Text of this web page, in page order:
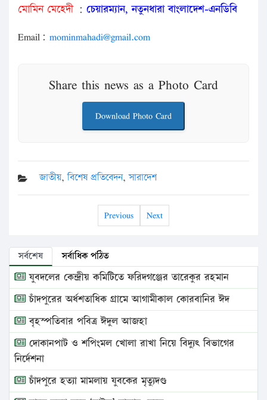
মোমিন মেহেদী: চেয়ারম্যান, নতুনধারা বাংলাদেশ-এনডিবি
Email: mominmahadi@gmail.com
Share this news as a Photo Card
Download Photo Card
জাতীয়,বিশেষ প্রতিবেদন,সারাদেশ
Previous Next
সর্বশেষ সর্বাধিক পঠিত
যুবদলের কেন্দ্রীয় কমিটিতে ফরিদগঞ্জের তারেকুর রহমান
চাঁদপুরের অর্ধশতাধিক গ্রামে আগামীকাল কোরবানির ঈদ
বৃহস্পতিবার পবিত্র ঈদুল আজহা
দোকানপাট ও শপিংমল খোলা রাখা নিয়ে বিদ্যুৎ বিভাগের
নির্দেশনা
চাঁদপুরে হত্যা মামলায় যুবকের মৃত্যুদণ্ড